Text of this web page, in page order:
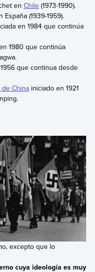
enChile (1973-1990).
España (1939-1959).
en 1984 que continúa
1980 que continúa
que continua desde
China iniciado en 1921
excepto que lo
cuya ideología es muy